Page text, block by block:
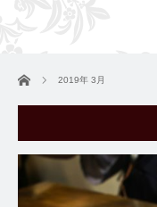
ホーム 2019年 3月